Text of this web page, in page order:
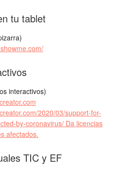
tu tablet
interactivos)
2020/03/support-for-
by-coronavirus/ Da licencias
afectados.
TIC y EF